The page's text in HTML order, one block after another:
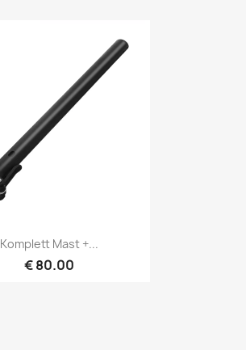
Hurtigvisning
Komplett Mast +...
€ 80.00